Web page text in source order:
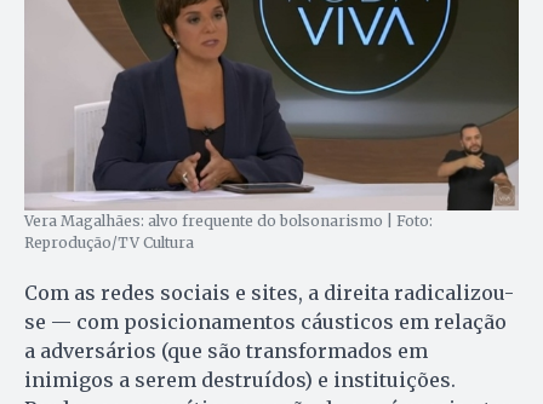
Vera Magalhães: alvo frequente do bolsonarismo | Foto:
Reprodução/TV Cultura
Com as redes sociais e sites, a direita radicalizou-
se — com posicionamentos cáusticos em relação
a adversários (que são transformados em
inimigos a serem destruídos) e instituições.